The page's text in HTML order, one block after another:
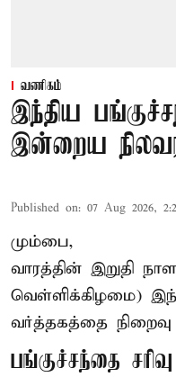
வணிகம்
இந்திய
இன்றைய
Published on: 07 Aug 2026,
மும்பை,
வாரத்தின் இறுதி
வெள்ளிக்கிழமை)
வர்த்தகத்தை நிறைவு
பங்குச்சந்தை சரிவு